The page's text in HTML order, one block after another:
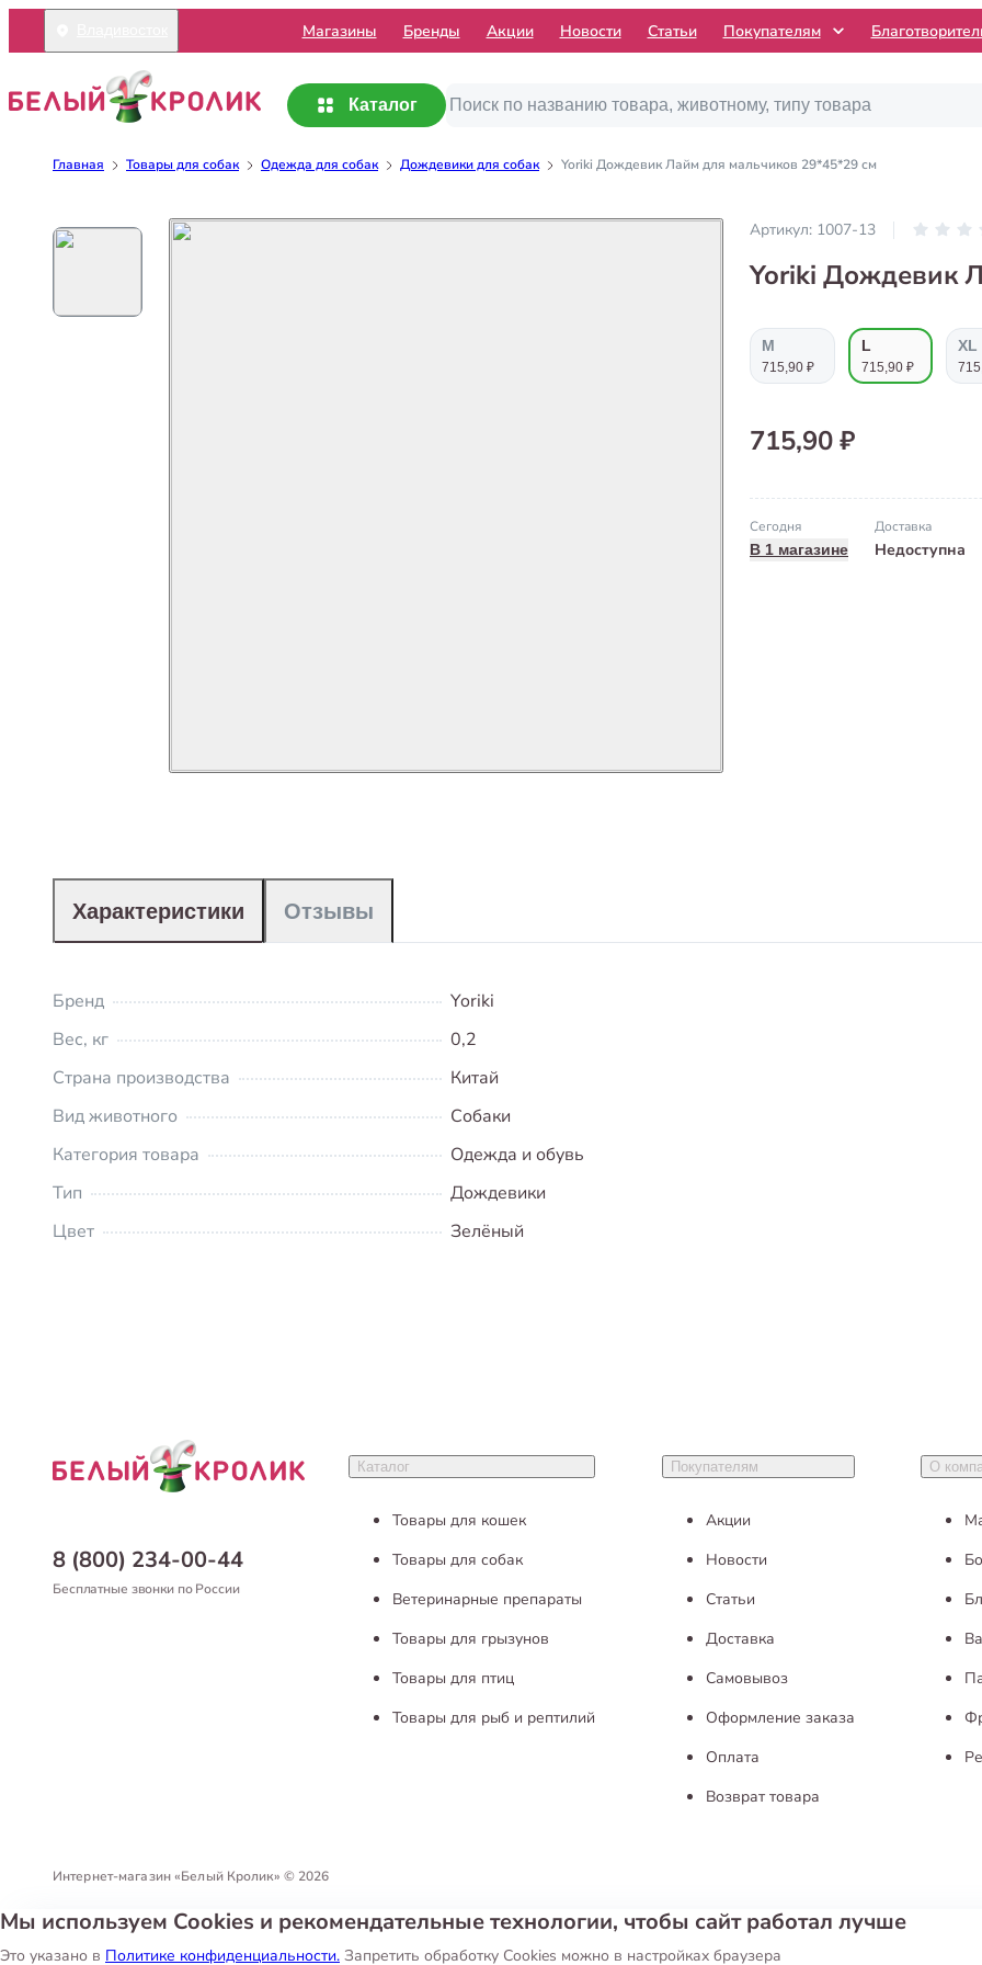
Mагазины Бренды Акции Новости Статьи Покупателям
Каталог
Главная Товары для собак Одежда для собак Дождевики для собак Yoriki Дождевик Лайм для мальчиков 29*45*29 см
Артикул: 1007-13
Yoriki Дождевик
М
715,90 ₽
L
715,90 ₽
ХL
715,90 ₽
Сегодня
В 1 магазине
Доставка
Недоступна
Характеристики Отзывы
Бренд
Yoriki
Вес, кг
0,2
Страна производства
Китай
Вид животного
Собаки
Категория товара
Одежда и обувь
Тип
Дождевики
Цвет
Зелёный
8 (800) 234-00-44
Бесплатные звонки по России
Каталог
Товары для кошек
Товары для собак
Ветеринарные препараты
Товары для грызунов
Товары для птиц
Товары для рыб и рептилий
Покупателям
Акции
Новости
Статьи
Доставка
Самовывоз
Оформление заказа
Оплата
Возврат товара
О
Интернет-магазин «Белый Кролик» © 2026
Политика конфиденциальности Пользовательское соглашение Публичная оферта
Мы используем Cookies и рекомендательные технологии, чтобы сайт работал лучше
Это указано в Политике конфиденциальности. Запретить обработку Cookies можно в настройках браузера